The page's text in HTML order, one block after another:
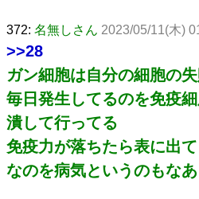
372: 名無しさん 2023/05/11(木)
>>28
ガン細胞は自分の細胞の
毎日発生してるのを免疫
潰して行ってる
免疫力が落ちたら表に出
なのを病気というのもなあ